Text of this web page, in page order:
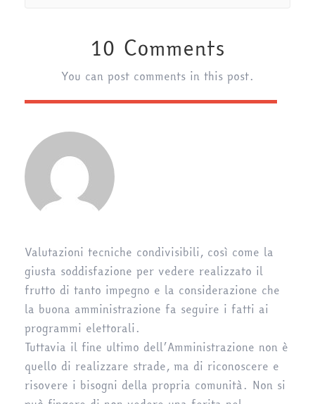
10 Comments
You can post comments in this post.
Valutazioni tecniche condivisibili, così come la
giusta soddisfazione per vedere realizzato il
frutto di tanto impegno e la considerazione che
la buona amministrazione fa seguire i fatti ai
programmi elettorali.
Tuttavia il fine ultimo dell’Amministrazione non è
quello di realizzare strade, ma di riconoscere e
risovere i bisogni della propria comunità. Non si